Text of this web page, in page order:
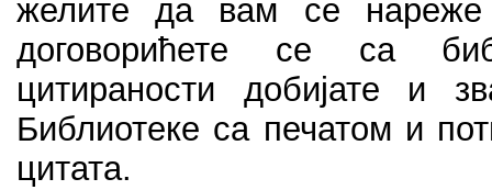
желите да вам се
договорићете се са
цитираности добијате и
Библиотеке са печатом и
цитата.